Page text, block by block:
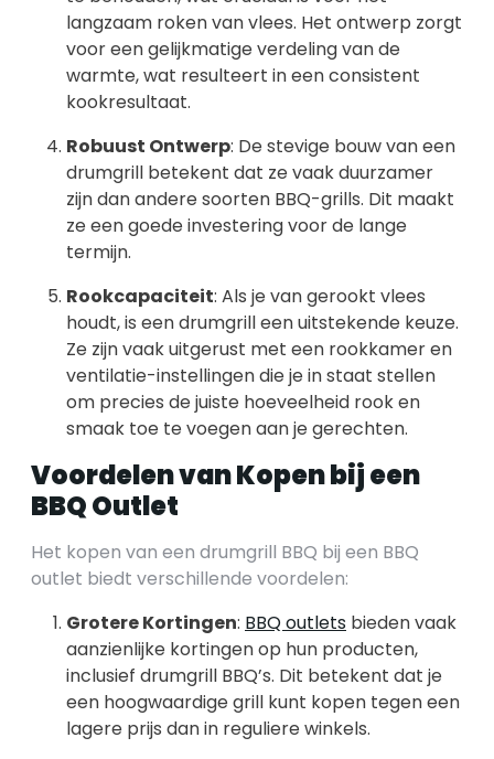
langzaam roken van vlees. Het ontwerp zorgt
voor een gelijkmatige verdeling van de
warmte, wat resulteert in een consistent
kookresultaat.
Robuust Ontwerp: De stevige bouw van een
drumgrill betekent dat ze vaak duurzamer
zijn dan andere soorten BBQ-grills. Dit maakt
ze een goede investering voor de lange
termijn.
Rookcapaciteit: Als je van gerookt vlees
houdt, is een drumgrill een uitstekende keuze.
Ze zijn vaak uitgerust met een rookkamer en
ventilatie-instellingen die je in staat stellen
om precies de juiste hoeveelheid rook en
smaak toe te voegen aan je gerechten.
Voordelen van Kopen bij een
BBQ Outlet
Het kopen van een drumgrill BBQ bij een BBQ
outlet biedt verschillende voordelen:
Grotere Kortingen: BBQ outlets bieden vaak
aanzienlijke kortingen op hun producten,
inclusief drumgrill BBQ’s. Dit betekent dat je
een hoogwaardige grill kunt kopen tegen een
lagere prijs dan in reguliere winkels.